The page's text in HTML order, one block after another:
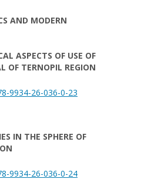
AND MODERN
ASPECTS OF USE OF
OF TERNOPIL REGION
9934-26-036-0-23
IN THE SPHERE OF
9934-26-036-0-24